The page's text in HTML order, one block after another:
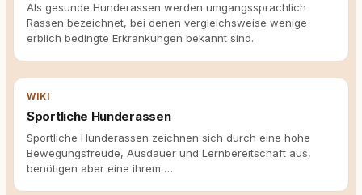
Als gesunde Hunderassen werden umgangssprachlich
Rassen bezeichnet, bei denen vergleichsweise wenige
erblich bedingte Erkrankungen bekannt sind.
WIKI
Sportliche Hunderassen
Sportliche Hunderassen zeichnen sich durch eine hohe
Bewegungsfreude, Ausdauer und Lernbereitschaft aus,
benötigen aber eine ihrem …